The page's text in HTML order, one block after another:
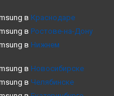
в Краснодаре
в Ростове-на-Дону
в Нижнем
в Новосибирске
в Челябинске